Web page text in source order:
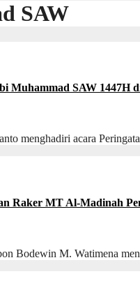
SAW
Muhammad SAW 1447H
menghadiri acara
Raker MT Al-Madinah
Bodewin M. Watimena